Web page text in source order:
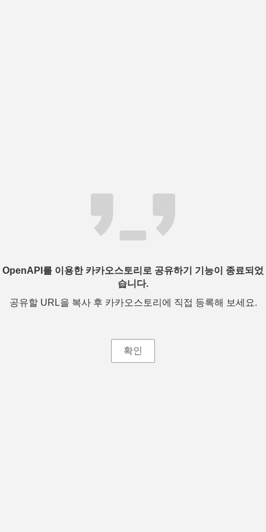
OpenAPI를 이용한 카카오스토리로 공유하기 기능이 종료되었
습니다.
공유할 URL을 복사 후 카카오스토리에 직접 등록해 보세요.
확인